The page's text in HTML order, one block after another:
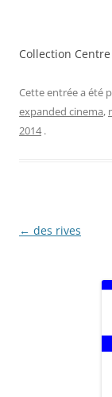
Collection
Cette entrée a été
expanded cinema,
2014 .
Navigation
← des rives